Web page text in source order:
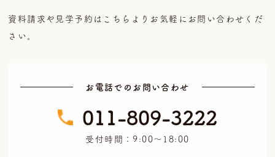
資料請求や見学予約はこちらよりお気軽にお問い合わせくだ
さい。
お電話でのお問い合わせ
011-809-3222
受付時間：9:00～18:00